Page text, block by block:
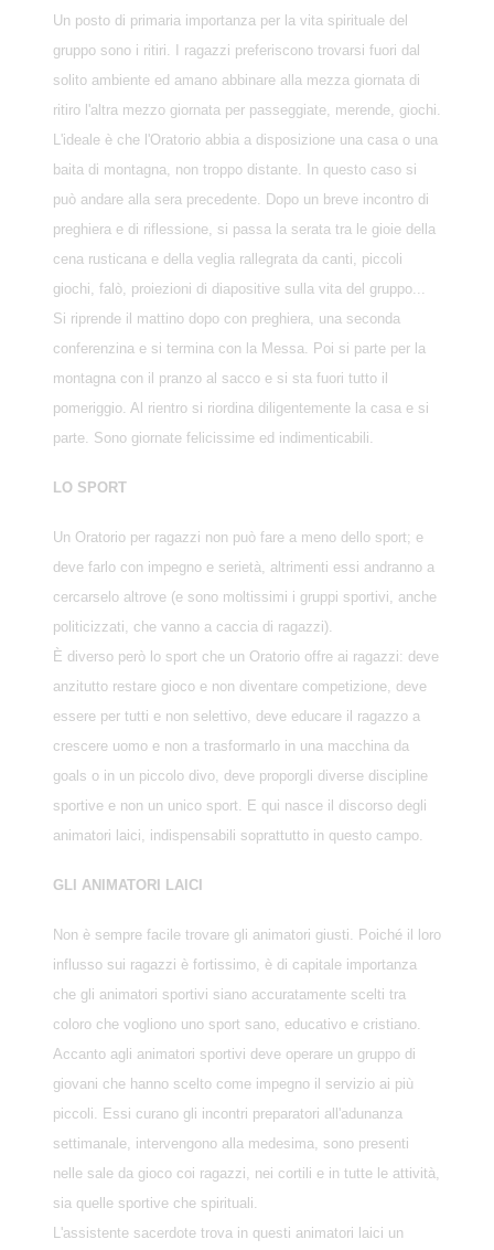
Un posto di primaria importanza per la vita spirituale del
gruppo sono i ritiri. I ragazzi preferiscono trovarsi fuori dal
solito ambiente ed amano abbinare alla mezza giornata di
ritiro l'altra mezzo giornata per passeggiate, merende, giochi.
L'ideale è che l'Oratorio abbia a disposizione una casa o una
baita di montagna, non troppo distante. In questo caso si
può andare alla sera precedente. Dopo un breve incontro di
preghiera e di riflessione, si passa la serata tra le gioie della
cena rusticana e della veglia rallegrata da canti, piccoli
giochi, falò, proiezioni di diapositive sulla vita del gruppo...
Si riprende il mattino dopo con preghiera, una seconda
conferenzina e si termina con la Messa. Poi si parte per la
montagna con il pranzo al sacco e si sta fuori tutto il
pomeriggio. Al rientro si riordina diligentemente la casa e si
parte. Sono giornate felicissime ed indimenticabili.
LO SPORT
Un Oratorio per ragazzi non può fare a meno dello sport; e
deve farlo con impegno e serietà, altrimenti essi andranno a
cercarselo altrove (e sono moltissimi i gruppi sportivi, anche
politicizzati, che vanno a caccia di ragazzi).
È diverso però lo sport che un Oratorio offre ai ragazzi: deve
anzitutto restare gioco e non diventare competizione, deve
essere per tutti e non selettivo, deve educare il ragazzo a
crescere uomo e non a trasformarlo in una macchina da
goals o in un piccolo divo, deve proporgli diverse discipline
sportive e non un unico sport. E qui nasce il discorso degli
animatori laici, indispensabili soprattutto in questo campo.
GLI ANIMATORI LAICI
Non è sempre facile trovare gli animatori giusti. Poiché il loro
influsso sui ragazzi è fortissimo, è di capitale importanza
che gli animatori sportivi siano accuratamente scelti tra
coloro che vogliono uno sport sano, educativo e cristiano.
Accanto agli animatori sportivi deve operare un gruppo di
giovani che hanno scelto come impegno il servizio ai più
piccoli. Essi curano gli incontri preparatori all'adunanza
settimanale, intervengono alla medesima, sono presenti
nelle sale da gioco coi ragazzi, nei cortili e in tutte le attività,
sia quelle sportive che spirituali.
L'assistente sacerdote trova in questi animatori laici un